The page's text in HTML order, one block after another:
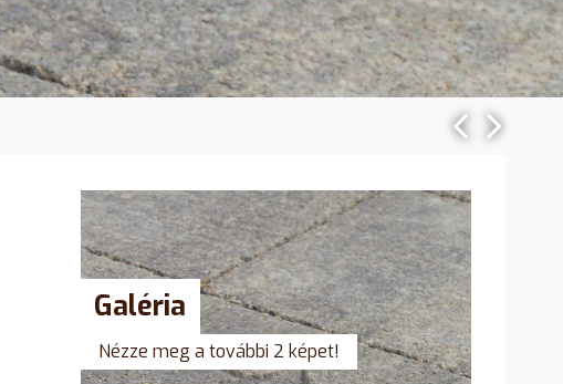
Galéria
Nézze meg a további 2 képet!